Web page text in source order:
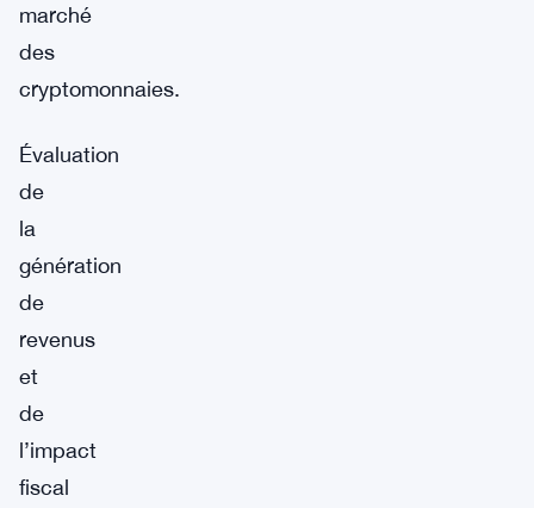
marché
des
cryptomonnaies.
Évaluation
de
la
génération
de
revenus
et
de
l’impact
fiscal